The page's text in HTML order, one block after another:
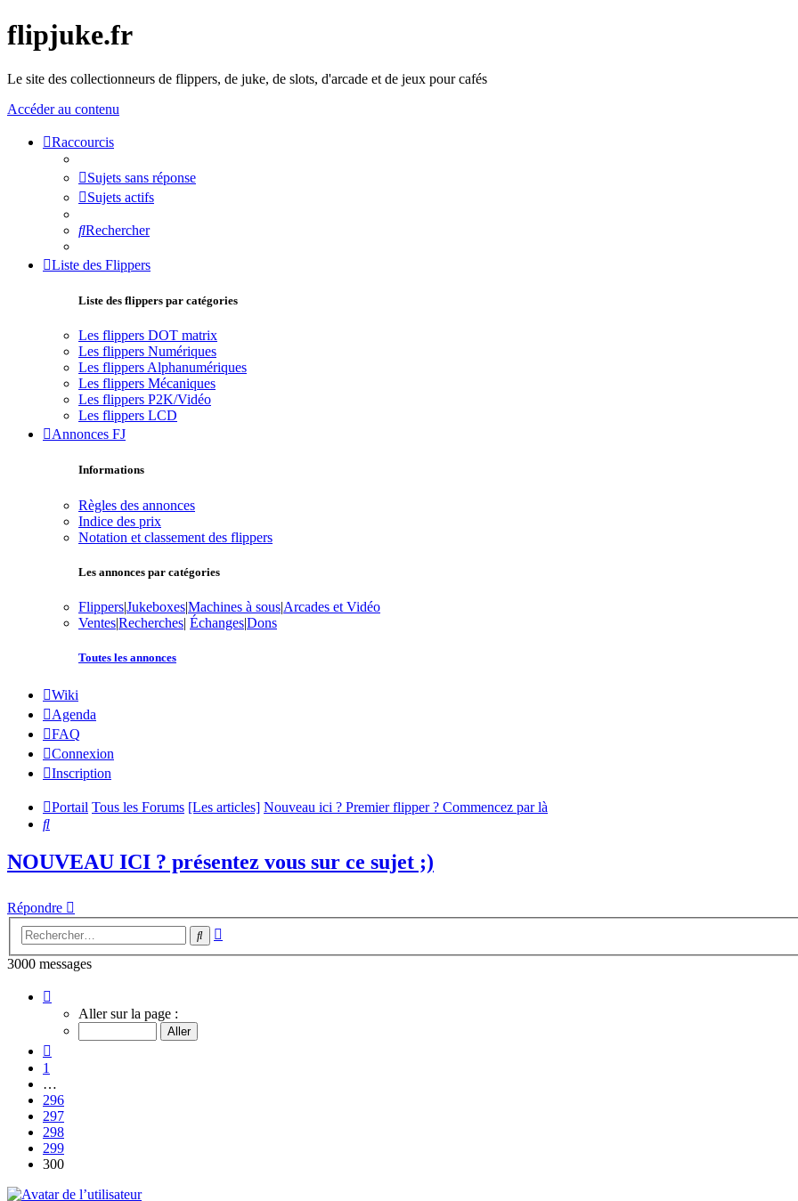
flipjuke.fr
Le site des collectionneurs de flippers, de juke, de slots, d'arcade et de jeux pour cafés
Accéder au contenu
Raccourcis
Sujets sans réponse
Sujets actifs
Rechercher
Liste des Flippers
Liste des flippers par catégories
Les flippers DOT matrix
Les flippers Numériques
Les flippers Alphanumériques
Les flippers Mécaniques
Les flippers P2K/Vidéo
Les flippers LCD
Annonces FJ
Informations
Règles des annonces
Indice des prix
Notation et classement des flippers
Les annonces par catégories
Flippers|Jukeboxes|Machines à sous|Arcades et Vidéo
Ventes|Recherches| Échanges|Dons
Toutes les annonces
Wiki
Agenda
FAQ
Connexion
Inscription
Portail Tous les Forums [Les articles] Nouveau ici ? Premier flipper ? Commencez par là
Rechercher
NOUVEAU ICI ? présentez vous sur ce sujet ;)
Répondre
Rechercher
3000 messages
300
sur
Aller sur la page :
1
…
296
297
298
299
300